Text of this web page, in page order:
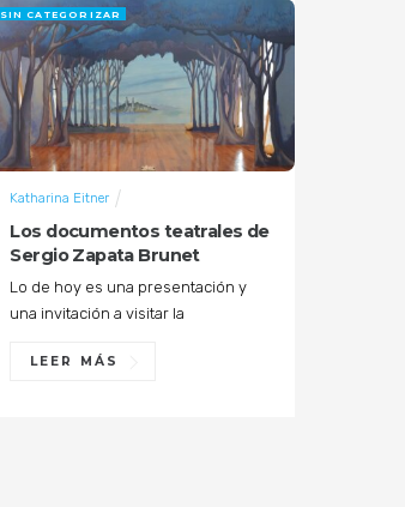
Los documentos teatrales de
Sergio Zapata Brunet
Katharina Eitner
SIN CATEGORIZAR
Lo de hoy es una presentación y
una invitación a visitar la
LEER MÁS